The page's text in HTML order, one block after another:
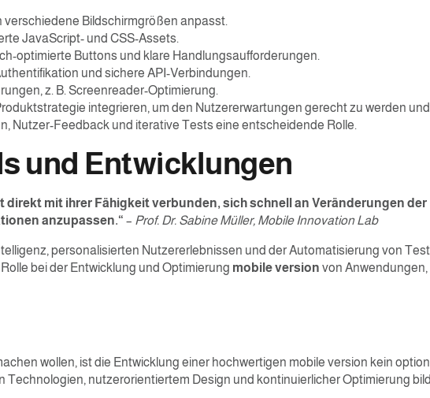
verschiedene Bildschirmgrößen anpasst.
JavaScript- und CSS-Assets.
optimierte Buttons und klare Handlungsaufforderungen.
und sichere API-Verbindungen.
z. B. Screenreader-Optimierung.
integrieren, um den Nutzererwartungen gerecht zu werden
Nutzer-Feedback und iterative Tests eine entscheidende Rolle.
und Entwicklungen
mit ihrer Fähigkeit verbunden, sich schnell an Veränderungen der
anzupassen.“ – Prof. Dr. Sabine Müller, Mobile Innovation Lab
personalisierten Nutzererlebnissen und der Automatisierung von
bei der Entwicklung und Optimierung mobile version von
wollen, ist die Entwicklung einer hochwertigen mobile version kein
nutzerorientiertem Design und kontinuierlicher Optimierung